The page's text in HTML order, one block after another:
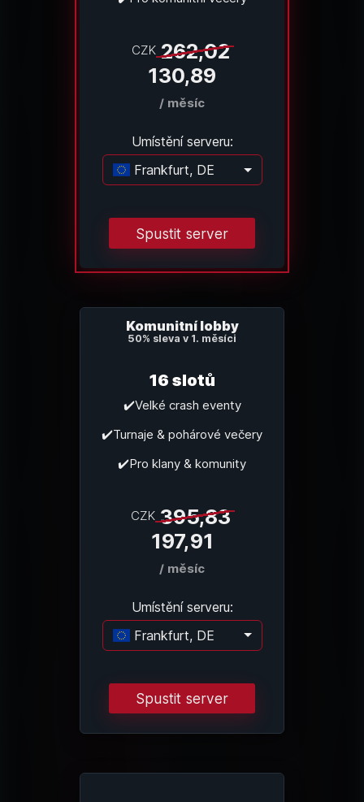
CZK 262,02
130,89
/ měsíc
Umístění serveru:
Frankfurt, DE
Načítání...
Spustit server
Komunitní lobby
50% sleva v 1. měsíci
16 slotů
✔️Velké crash eventy
✔️Turnaje & pohárové večery
✔️Pro klany & komunity
CZK 395,83
197,91
/ měsíc
Umístění serveru:
Frankfurt, DE
Načítání...
Spustit server